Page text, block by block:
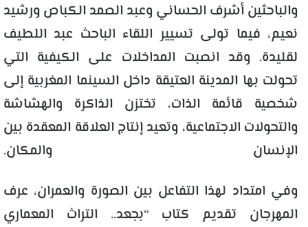
والباحثين أشرف الحساني وعبد الصمد الكباص ورشيد
نعيم، فيما تولى تسيير اللقاء الباحث عبد اللطيف
لقليدة. وقد انصبت المداخلات على الكيفية التي
تحولت بها المدينة العتيقة داخل السينما المغربية إلى
شخصية قائمة الذات، تختزن الذاكرة والهشاشة
والتحولات الاجتماعية، وتعيد إنتاج العلاقة المعقدة بين
الإنسان والمكان.
وفي امتداد لهذا التفاعل بين الصورة والعمران، عرف
المهرجان تقديم كتاب “بجعد.. التراث المعماري